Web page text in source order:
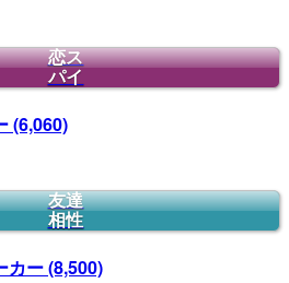
恋ス
パイ
(6,060)
友達
相性
カー(8,500)